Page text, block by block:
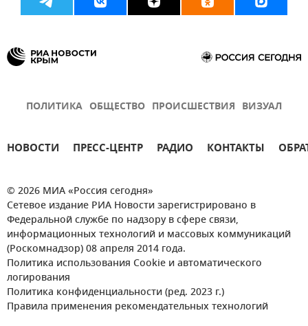
ПОЛИТИКА ОБЩЕСТВО ПРОИСШЕСТВИЯ ВИЗУАЛ
НОВОСТИ ПРЕСС-ЦЕНТР РАДИО КОНТАКТЫ
© 2026 МИА «Россия сегодня»
Сетевое издание РИА Новости зарегистрировано в
Федеральной службе по надзору в сфере связи,
информационных технологий и массовых коммуникаций
(Роскомнадзор) 08 апреля 2014 года.
Политика использования Cookie и автоматического
логирования
Политика конфиденциальности (ред. 2023 г.)
Правила применения рекомендательных технологий